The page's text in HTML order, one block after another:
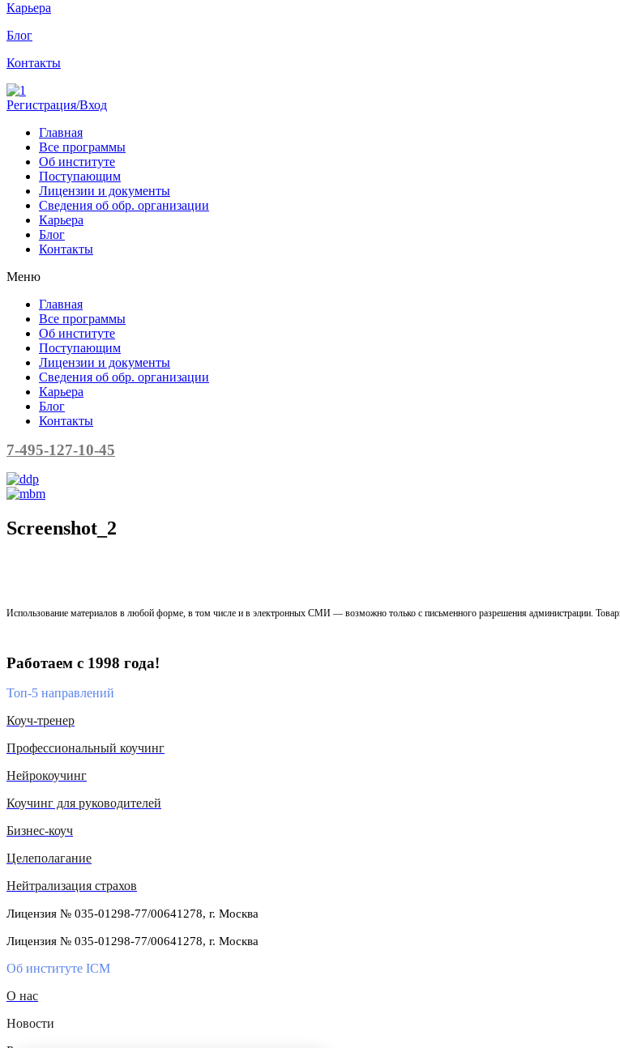
Карьера
Блог
Контакты
Регистрация/Вход
Главная
Все программы
Об институте
Поступающим
Лицензии и документы
Сведения об обр. организации
Карьера
Блог
Контакты
Меню
Главная
Все программы
Об институте
Поступающим
Лицензии и документы
Сведения об обр. организации
Карьера
Блог
Контакты
7-495-127-10-45
Screenshot_2
Использование материалов в любой форме, в том числе и в электронных СМИ — возможно только с письменного разрешения администрации.
Работаем с 1998 года!
Топ-5 направлений
Коуч-тренер
Профессиональный коучинг
Нейрокоучинг
Коучинг для руководителей
Бизнес-коуч
Целеполагание
Нейтрализация страхов
Лицензия № 035-01298-77/00641278, г. Москва
Лицензия № 035-01298-77/00641278, г. Москва
Об институте ICM
О нас
Новости